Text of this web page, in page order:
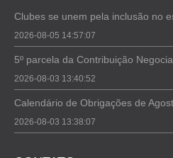
Clubes se unem pela inclusão no
2026-08-05 14:57:07
5º parcela da Contribuição
2026-08-03 13:40:52
Calendário de Obrigações de
2026-08-03 13:38:07